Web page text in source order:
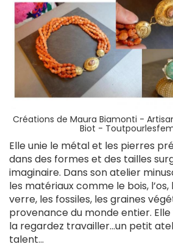
Créations de Maura Biamonti -
Biot -
Elle unie le métal et les pierres
dans des formes et des tailles
imaginaire. Dans son atelier
les matériaux comme le bois,
verre, les fossiles, les graines
provenance du monde entier.
la regardez travailler…un petit
talent…